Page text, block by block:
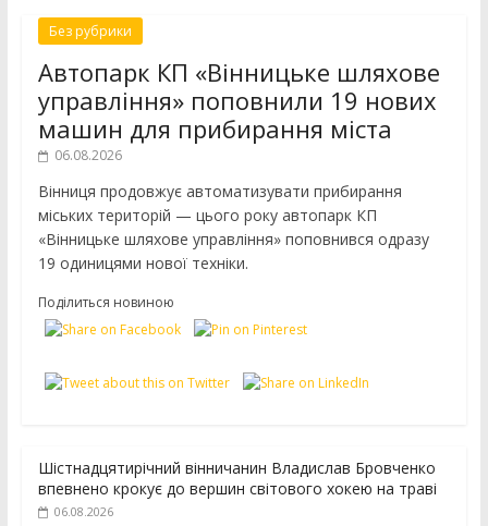
Без рубрики
Автопарк КП «Вінницьке шляхове
управління» поповнили 19 нових
машин для прибирання міста
06.08.2026
Вінниця продовжує автоматизувати прибирання
міських територій — цього року автопарк КП
«Вінницьке шляхове управління» поповнився одразу
19 одиницями нової техніки.
Поділиться новиною
Шістнадцятирічний вінничанин Владислав Бровченко
впевнено крокує до вершин світового хокею на траві
06.08.2026